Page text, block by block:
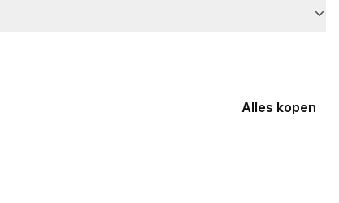
Alles kopen